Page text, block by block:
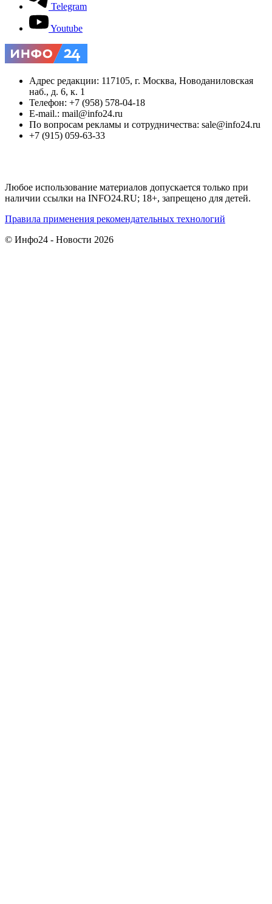
Telegram
Youtube
Адрес редакции: 117105, г. Москва, Новоданиловская
наб., д. 6, к. 1
Телефон: +7 (958) 578-04-18
E-mail.: mail@info24.ru
По вопросам рекламы и сотрудничества: sale@info24.ru
+7 (915) 059-63-33
Любое использование материалов допускается только при
наличии ссылки на INFO24.RU; 18+, запрещено для детей.
Правила применения рекомендательных технологий
© Инфо24 - Новости 2026